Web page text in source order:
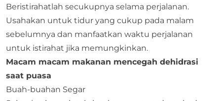
Beristirahatlah secukupnya selama perjalanan.
Usahakan untuk tidur yang cukup pada malam
sebelumnya dan manfaatkan waktu perjalanan
untuk istirahat jika memungkinkan.
Macam macam makanan mencegah dehidrasi
saat puasa
Buah-buahan Segar